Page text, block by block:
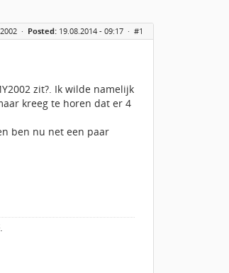
· Posted: 19.08.2014 - 09:17 · #1
zit?. Ik wilde namelijk
kreeg te horen dat er 4
ben nu net een paar
.